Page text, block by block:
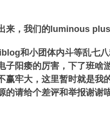
来，我们的luminous
和小团体内斗等乱七
子阳痿的厉害，下了班啥
赢牢大，这里暂时就是我
的请给个差评和举报谢谢